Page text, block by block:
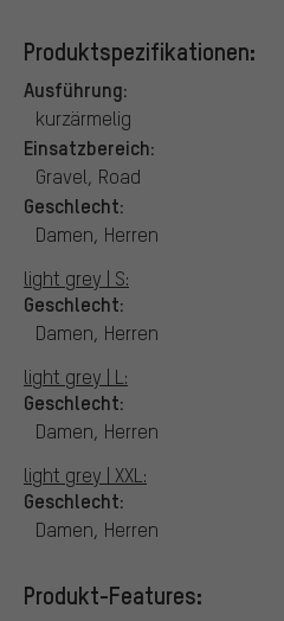
Produktspezifikationen:
Ausführung:
kurzärmelig
Einsatzbereich:
Gravel, Road
Geschlecht:
Damen, Herren
light grey | S:
Geschlecht:
Damen, Herren
light grey | L:
Geschlecht:
Damen, Herren
light grey | XXL:
Geschlecht:
Damen, Herren
Produkt-Features: